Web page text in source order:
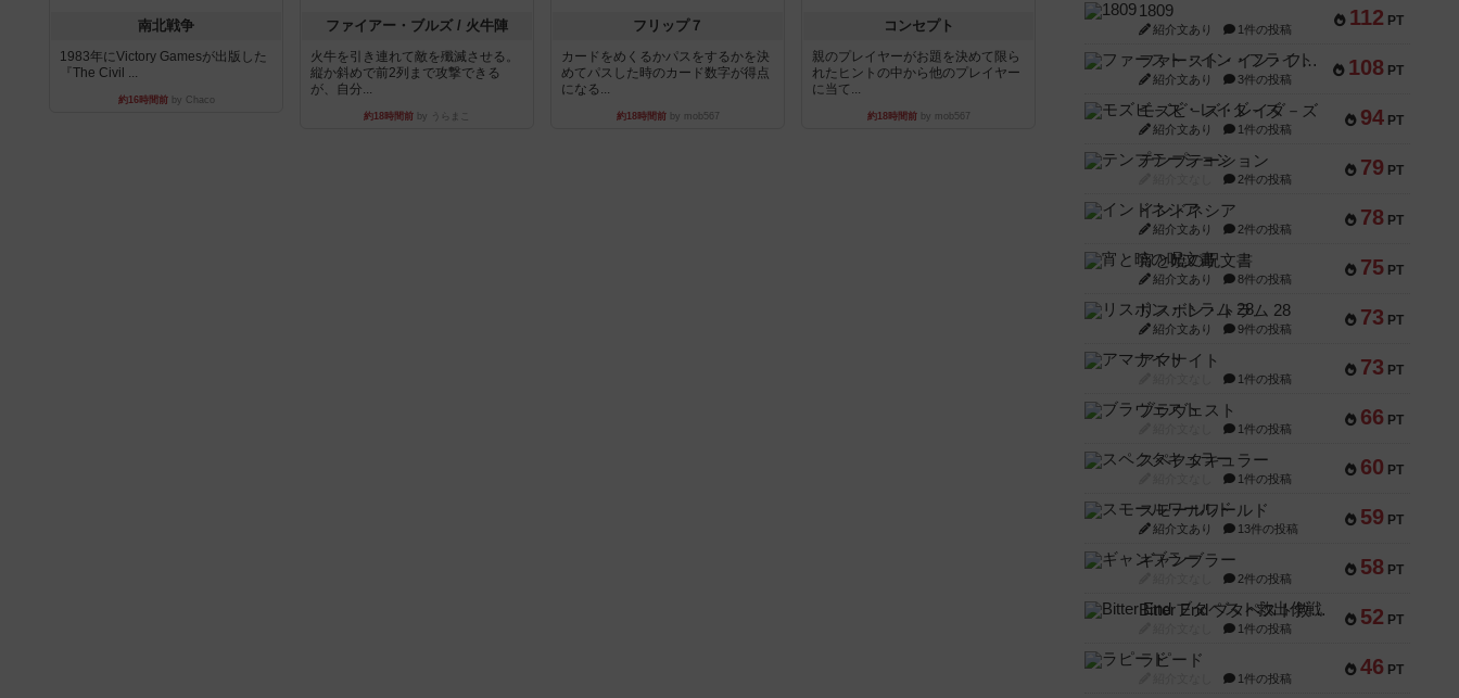
南北戦争
1983年にVictory Gamesが出版した
『The Civil ...
約16時間前by Chaco
ファイアー・ブルズ / 火牛陣
火牛を引き連れて敵を殲滅させる。
縦か斜めで前2列まで攻撃できる
が、自分...
約18時間前 by うらまこ
フリップ７
カードをめくるかパスをするかを決
めてパスした時のカード数字が得点
になる...
約18時間前by mob567
コンセプト
親のプレイヤーがお題を決めて限ら
れたヒントの中から他のプレイヤー
に当て...
約18時間前by mob567
112 PT
1809
紹介文あり 1件の投稿
108 PT
ファースト・イン・フライト
紹介文あり 3件の投稿
94 PT
モズビ－ズ・レイダ－ズ
紹介文あり 1件の投稿
79 PT
テンプテーション
2件の投稿
78 PT
インドネシア
紹介文あり 2件の投稿
75 PT
宵と暁の呪文書
紹介文あり 8件の投稿
73 PT
リスボン・トラム 28
紹介文あり 9件の投稿
73 PT
アマナイト
1件の投稿
66 PT
ブラヴェスト
1件の投稿
60 PT
スペクタキュラー
1件の投稿
59 PT
スモールワールド
紹介文あり 13件の投稿
58 PT
ギャンブラー
2件の投稿
52 PT
Bitter End ブタペスト救出作戦
1件の投稿
46 PT
ラピード
1件の投稿